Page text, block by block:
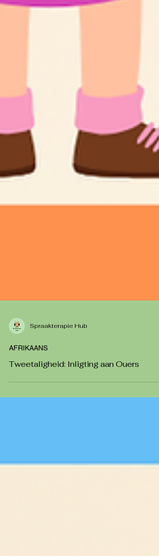
Spraakterapie Hub
AFRIKAANS
Tweetaligheid: Inligting aan Ouers